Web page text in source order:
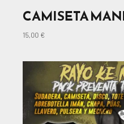
CAMISETA
15,00 €